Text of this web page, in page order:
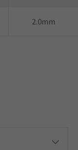
2.0mm